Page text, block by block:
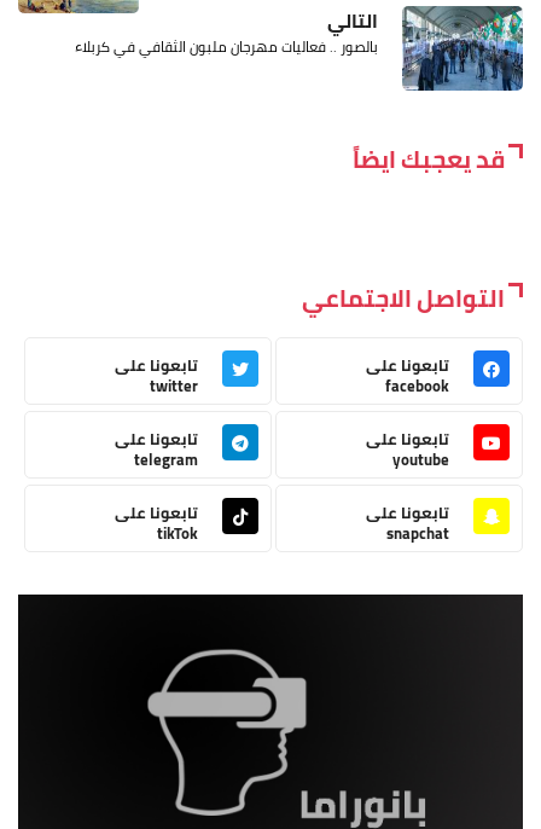
التالي
بالصور .. فعاليات مهرجان ملبون الثقافي في كربلاء
قد يعجبك ايضاً
التواصل الاجتماعي
تابعونا على
facebook
تابعونا على
twitter
تابعونا على
youtube
تابعونا على
telegram
تابعونا على
snapchat
تابعونا على
tikTok